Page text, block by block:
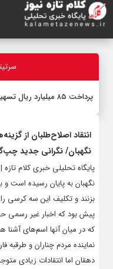
پرداخت ۸۵ میلیارد ریال تسهیلات به عشایر چناران
انتقاد اصلاح‌طلبان از
نگهبان/ نگرانی جدید
پایگاه تحلیلی خبری کلام
نگهبان به پایان رسیده است و
بزنند و تکلیف این سه
که در میان آنها اسم‌های
نماینده مردم چناران و
دهقان اما انتقادات زیادی